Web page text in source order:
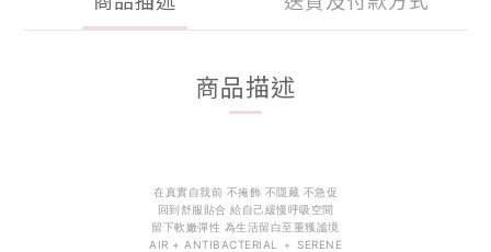
商品描述
在真實自我前 不掩飾 不隱藏 不急促
回到舒服貼合 給自己緩慢呼吸空間
留下軟嫩彈性 為生活留白至重獲謐境
AIR + ANTIBACTERIAL ＋ SERENE